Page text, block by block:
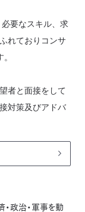
要なスキル、求
れておりコンサ
者と面接をして
対策及びアドバ
政治・軍事を動